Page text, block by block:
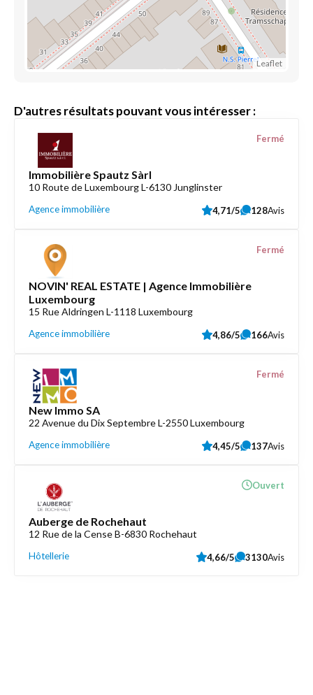
Leaflet
D'autres résultats pouvant vous intéresser :
Immobilière Spautz Sàrl
10 Route de Luxembourg L-6130 Junglinster
Agence immobilière
Fermé
4,71/5 128Avis
NOVIN' REAL ESTATE | Agence Immobilière
Luxembourg
15 Rue Aldringen L-1118 Luxembourg
Agence immobilière
Fermé
4,86/5 166Avis
New Immo SA
22 Avenue du Dix Septembre L-2550 Luxembourg
Agence immobilière
Fermé
4,45/5 137Avis
Auberge de Rochehaut
12 Rue de la Cense B-6830 Rochehaut
Hôtellerie
Ouvert
4,66/5 3130Avis